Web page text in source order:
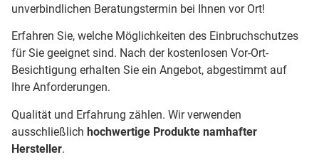
unverbindlichen Beratungstermin bei Ihnen vor Ort!
Erfahren Sie, welche Möglichkeiten des Einbruchschutzes
für Sie geeignet sind. Nach der kostenlosen Vor-Ort-
Besichtigung erhalten Sie ein Angebot, abgestimmt auf
Ihre Anforderungen.
Qualität und Erfahrung zählen. Wir verwenden
ausschließlich hochwertige Produkte namhafter
Hersteller.